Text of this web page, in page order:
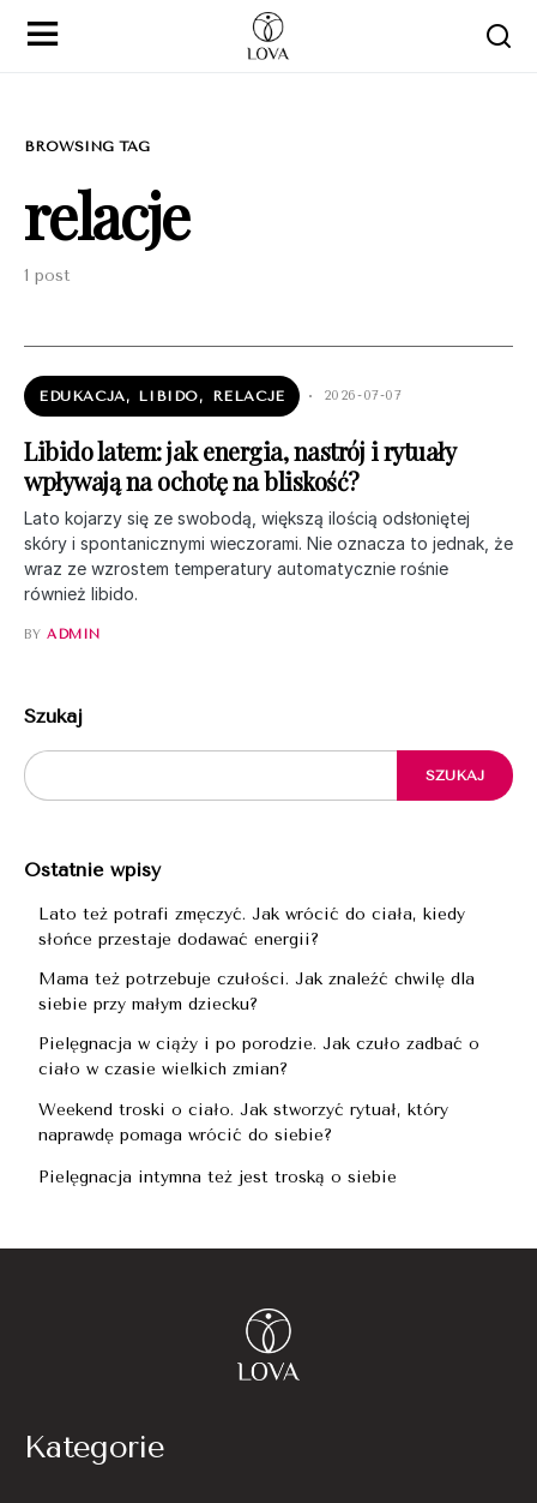
BROWSING TAG
relacje
1 post
EDUKACJA LIBIDO RELACJE 2026-07-07
Libido latem: jak energia, nastrój i rytuały
wpływają na ochotę na bliskość?
Lato kojarzy się ze swobodą, większą ilością odsłoniętej
skóry i spontanicznymi wieczorami. Nie oznacza to jednak, że
wraz ze wzrostem temperatury automatycznie rośnie
również libido.
BY ADMIN
Szukaj
SZUKAJ
Ostatnie wpisy
Lato też potrafi zmęczyć. Jak wrócić do ciała, kiedy
słońce przestaje dodawać energii?
Mama też potrzebuje czułości. Jak znaleźć chwilę dla
siebie przy małym dziecku?
Pielęgnacja w ciąży i po porodzie. Jak czuło zadbać o
ciało w czasie wielkich zmian?
Weekend troski o ciało. Jak stworzyć rytuał, który
naprawdę pomaga wrócić do siebie?
Pielęgnacja intymna też jest troską o siebie
Kategorie